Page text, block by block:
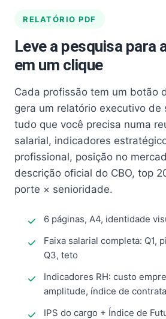
RELATÓRIO PDF
Leve a pesquisa para
em um clique
Cada profissão tem um botão
gera um relatório executivo de
tudo que você precisa numa
salarial, indicadores
profissional, posição no
descrição oficial do CBO, top
porte × senioridade.
6 páginas, A4, identidade
Faixa salarial completa: Q1,
Q3, teto
Indicadores RH: custo
amplitude, índice de
IPS do cargo + Índice de